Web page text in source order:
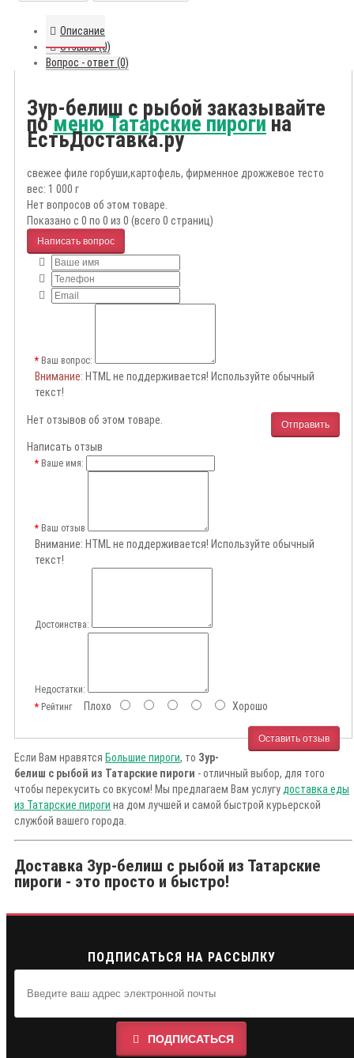
Описание
Отзывы (0)
Вопрос - ответ (0)
Зур-белиш с рыбой заказывайте
поменю Татарские пирогина
ЕстьДоставка.ру
свежее филе горбуши,картофель, фирменное дрожжевое тесто
вес: 1 000 г
Нет вопросов об этом товаре.
Показано с 0 по 0 из 0 (всего 0 страниц)
Написать вопрос
Ваш вопрос:
Внимание: HTML не поддерживается! Используйте обычный
текст!
Отправить
Нет отзывов об этом товаре.
Написать отзыв
Ваше имя:
Ваш отзыв
Внимание: HTML не поддерживается! Используйте обычный
текст!
Достоинства:
Недостатки:
РейтингПлохо Хорошо
Оставить отзыв
Если Вам нравятся Большие пироги, то Зур-
белиш с рыбой из Татарские пироги - отличный выбор, для того
чтобы перекусить со вкусом! Мы предлагаем Вам услугу доставка еды
из Татарские пироги на дом лучшей и самой быстрой курьерской
службой вашего города.
Доставка Зур-белиш с рыбой из Татарские
пироги - это просто и быстро!
ПОДПИСАТЬСЯ НА РАССЫЛКУ
ПОДПИСАТЬСЯ